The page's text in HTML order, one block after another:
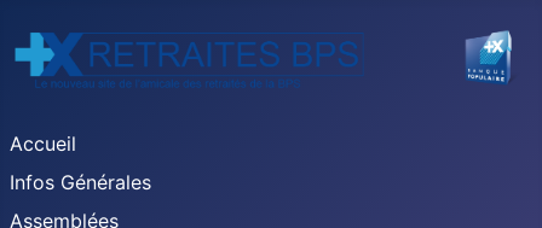
Accueil
Infos Générales
Assemblées